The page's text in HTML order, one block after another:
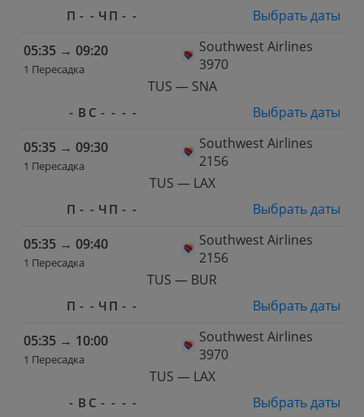
П - - Ч П - -
Выбрать даты
05:35 → 09:20
1 Пересадка
Southwest Airlines
3970
TUS — SNA
- В С - - - -
Выбрать даты
05:35 → 09:30
1 Пересадка
Southwest Airlines
2156
TUS — LAX
П - - Ч П - -
Выбрать даты
05:35 → 09:40
1 Пересадка
Southwest Airlines
2156
TUS — BUR
П - - Ч П - -
Выбрать даты
05:35 → 10:00
1 Пересадка
Southwest Airlines
3970
TUS — LAX
- В С - - - -
Выбрать даты